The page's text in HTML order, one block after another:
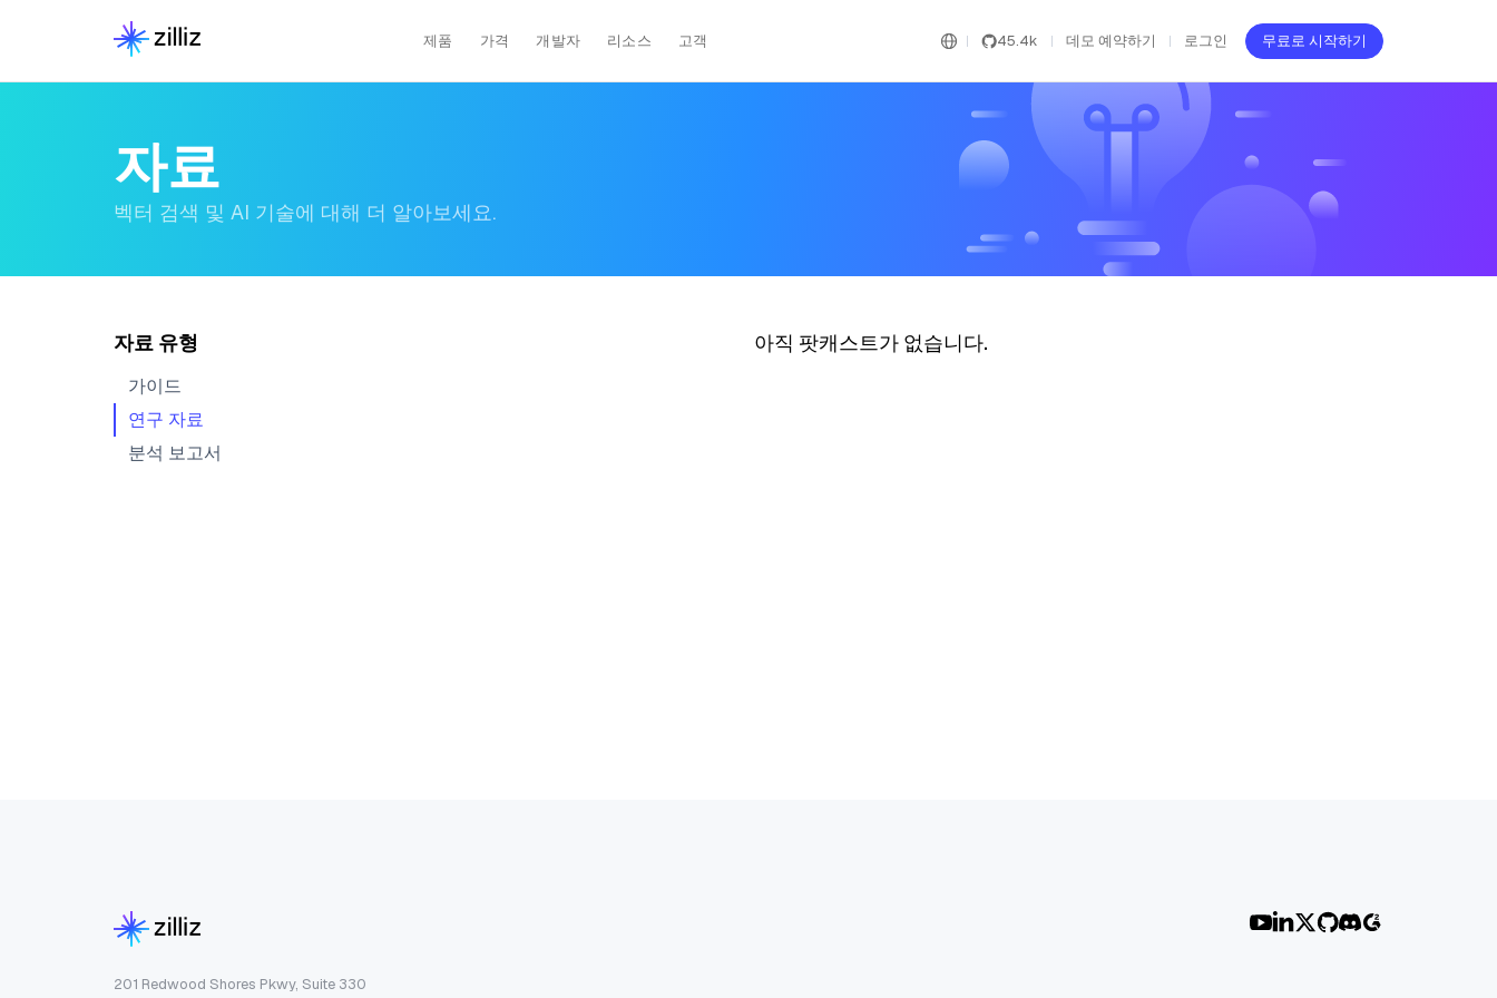
제품 가격 개발자 리소스 고객 45.4k 데모 예약하기 로그인 무료로 시작하기
자료
벡터 검색 및 AI 기술에 대해 더 알아보세요.
자료 유형
가이드
연구 자료
분석 보고서
아직 팟캐스트가 없습니다.
201 Redwood Shores Pkwy, Suite 330